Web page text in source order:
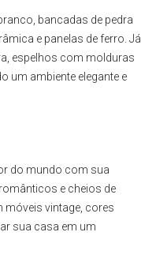
bancadas de pedra
e panelas de ferro. Já
espelhos com molduras
um ambiente elegante e
do mundo com sua
e cheios de
móveis vintage, cores
sua casa em um